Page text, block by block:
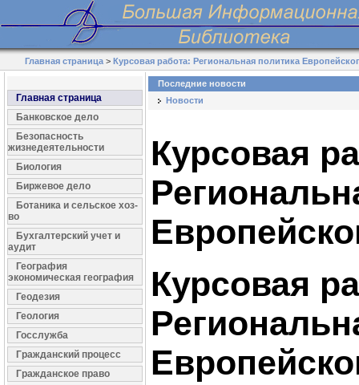
Главная страница >Курсовая работа: Региональная политика
Главная страница
Банковское дело
Безопасность
жизнедеятельности
Биология
Биржевое дело
Ботаника и сельское хоз-
во
Бухгалтерский учет и
аудит
География
экономическая география
Геодезия
Геология
Госслужба
Гражданский процесс
Гражданское право
Последние новости
Новости
Курсовая
Курсовая